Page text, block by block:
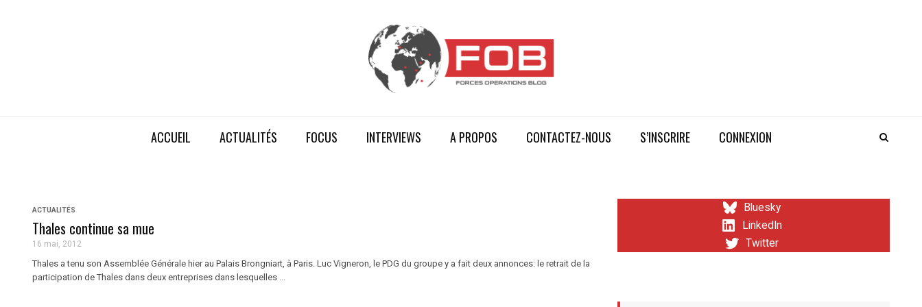
ACCUEIL ACTUALITÉS FOCUS INTERVIEWS A PROPOS CONTACTEZ-NOUS S’INSCRIRE CONNEXION
ACTUALITÉS
Thales continue sa mue
16 mai, 2012
Thales a tenu son Assemblée Générale hier au Palais Brongniart, à Paris. Luc Vigneron, le PDG du groupe y a fait deux annonces: le retrait de la
participation de Thales dans deux entreprises dans lesquelles ...
Bluesky
LinkedIn
Twitter